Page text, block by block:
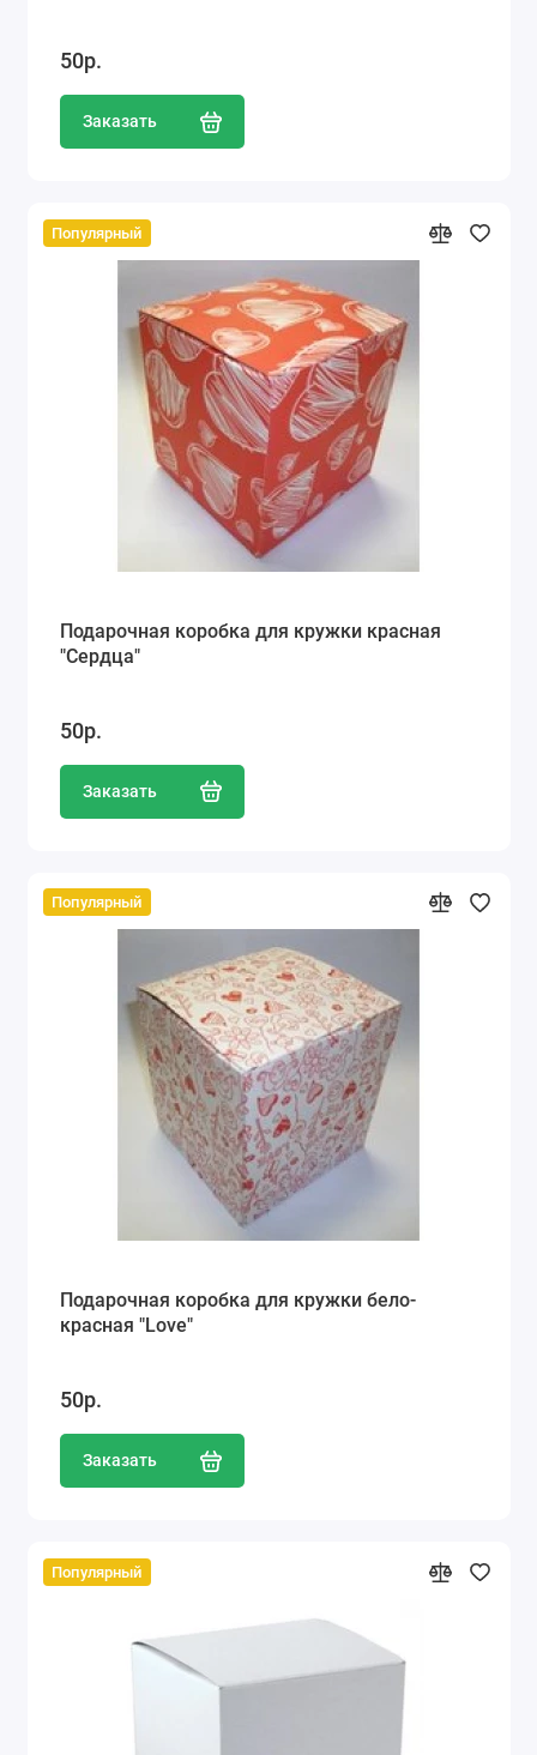
50р.
Заказать
Популярный
Подарочная коробка для кружки красная
"Сердца"
50р.
Заказать
Популярный
Подарочная коробка для кружки бело-
красная "Love"
50р.
Заказать
Популярный